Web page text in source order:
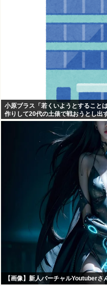
小原ブラス「若くいようとすること
作りして20代の土俵で戦おうとし出
【画像】新人バーチャルYoutuberさ